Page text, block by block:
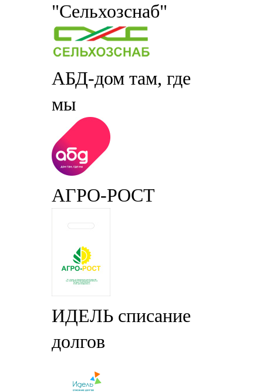
"Сельхозснаб"
АБД-дом там, где
мы
АГРО-РОСТ
ИДЕЛЬ списание
долгов